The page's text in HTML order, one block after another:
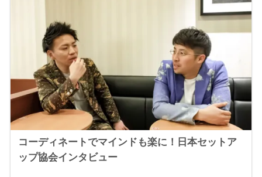
コーディネートでマインドも楽に！日本セットア
ップ協会インタビュー